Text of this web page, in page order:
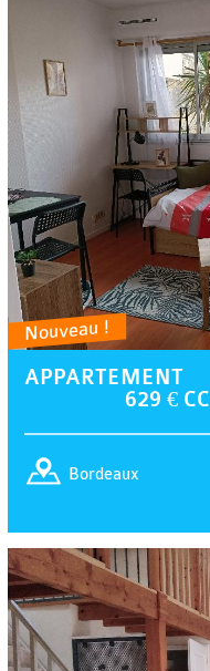
Nouveau !
APPARTEMENT
629 € CC
Bordeaux